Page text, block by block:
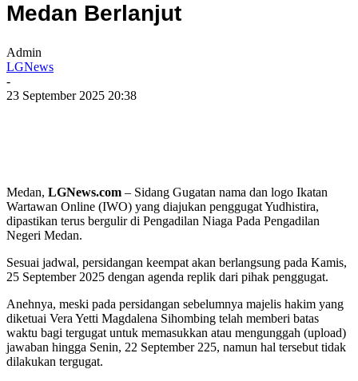
Medan Berlanjut
Admin
LGNews
-
23 September 2025 20:38
Medan, LGNews.com – Sidang Gugatan nama dan logo Ikatan
Wartawan Online (IWO) yang diajukan penggugat Yudhistira,
dipastikan terus bergulir di Pengadilan Niaga Pada Pengadilan
Negeri Medan.
Sesuai jadwal, persidangan keempat akan berlangsung pada Kamis,
25 September 2025 dengan agenda replik dari pihak penggugat.
Anehnya, meski pada persidangan sebelumnya majelis hakim yang
diketuai Vera Yetti Magdalena Sihombing telah memberi batas
waktu bagi tergugat untuk memasukkan atau mengunggah (upload)
jawaban hingga Senin, 22 September 225, namun hal tersebut tidak
dilakukan tergugat.